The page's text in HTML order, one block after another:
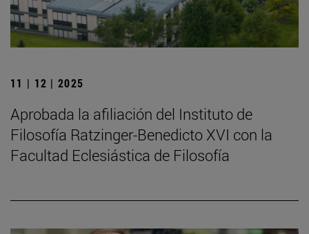
11 | 12 | 2025
Aprobada la afiliación del Instituto de
Filosofía Ratzinger-Benedicto XVI con la
Facultad Eclesiástica de Filosofía